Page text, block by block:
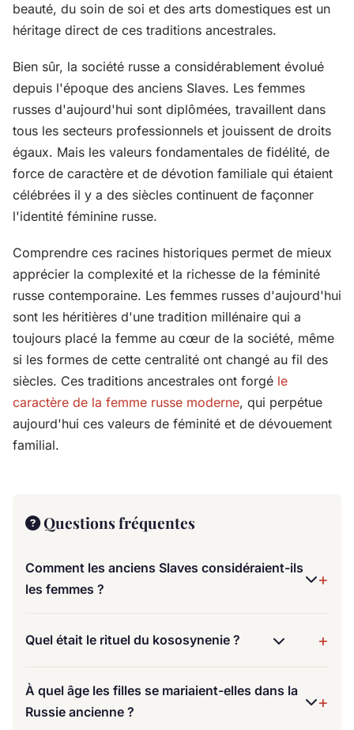
beauté, du soin de soi et des arts domestiques est un
héritage direct de ces traditions ancestrales.
Bien sûr, la société russe a considérablement évolué
depuis l'époque des anciens Slaves. Les femmes
russes d'aujourd'hui sont diplômées, travaillent dans
tous les secteurs professionnels et jouissent de droits
égaux. Mais les valeurs fondamentales de fidélité, de
force de caractère et de dévotion familiale qui étaient
célébrées il y a des siècles continuent de façonner
l'identité féminine russe.
Comprendre ces racines historiques permet de mieux
apprécier la complexité et la richesse de la féminité
russe contemporaine. Les femmes russes d'aujourd'hui
sont les héritières d'une tradition millénaire qui a
toujours placé la femme au cœur de la société, même
si les formes de cette centralité ont changé au fil des
siècles. Ces traditions ancestrales ont forgé le
caractère de la femme russe moderne, qui perpétue
aujourd'hui ces valeurs de féminité et de dévouement
familial.
Questions fréquentes
Comment les anciens Slaves considéraient-ils
les femmes ?
gardienne du foyer, porteuse de vie et détentrice de
la fois sacré et essentiel.
Quel était le rituel du kososynenie ?
6 ans, marquant une étape importante dans la vie
d'une jeune fille russe. Il symbolisait son passage
À quel âge les filles se mariaient-elles dans la
Russie ancienne ?